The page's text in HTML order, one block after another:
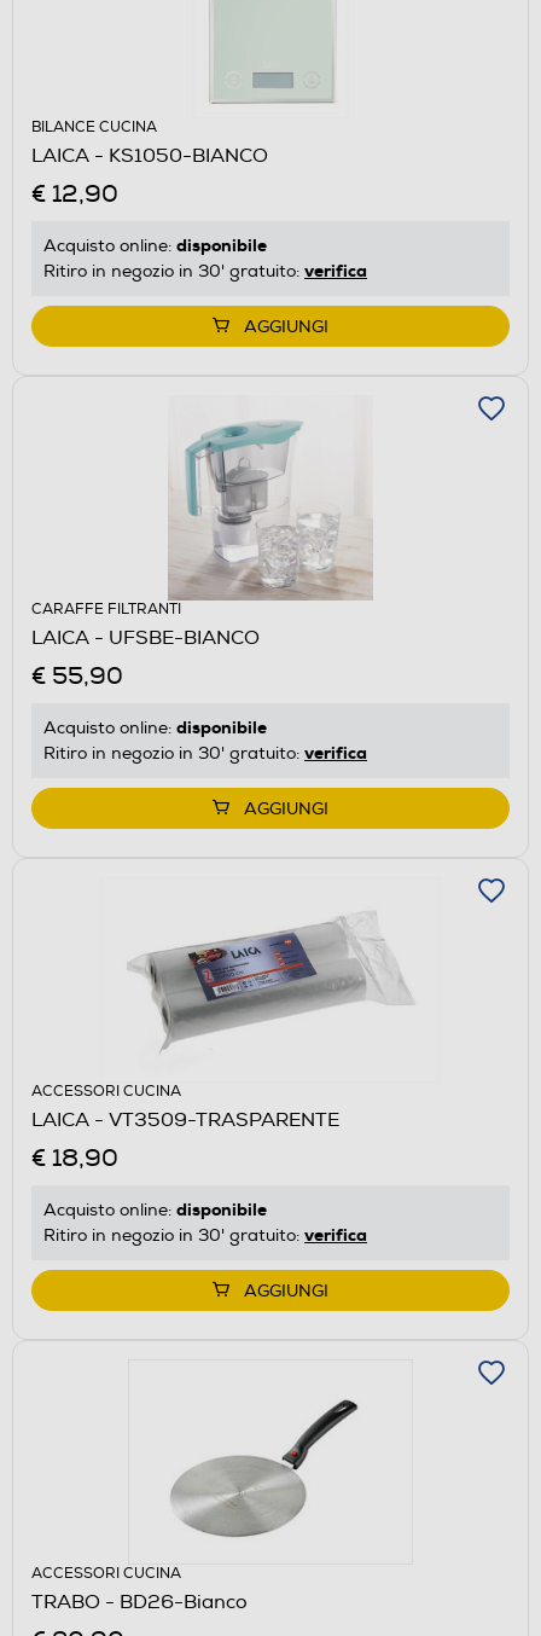
BILANCE CUCINA
LAICA - KS1050-BIANCO
€ 12,90
Acquisto online: disponibile
Ritiro in negozio in 30' gratuito: verifica
AGGIUNGI
CARAFFE FILTRANTI
LAICA - UFSBE-BIANCO
€ 55,90
Acquisto online: disponibile
Ritiro in negozio in 30' gratuito: verifica
AGGIUNGI
ACCESSORI CUCINA
LAICA - VT3509-TRASPARENTE
€ 18,90
Acquisto online: disponibile
Ritiro in negozio in 30' gratuito: verifica
AGGIUNGI
ACCESSORI CUCINA
TRABO - BD26-Bianco